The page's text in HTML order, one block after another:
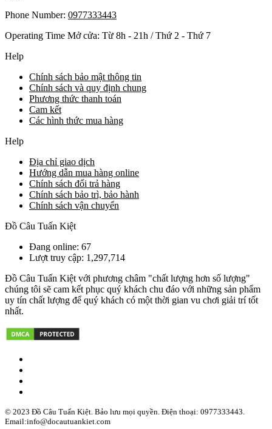
Phone Number: 0977333443
Operating Time Mở cửa: Từ 8h - 21h / Thứ 2 - Thứ 7
Help
Chính sách bảo mật thông tin
Chính sách và quy định chung
Phương thức thanh toán
Cam kết
Các hình thức mua hàng
Help
Địa chỉ giao dịch
Hướng dẫn mua hàng online
Chính sách đổi trả hàng
Chính sách bảo trì, bảo hành
Chính sách vận chuyển
Đồ Câu Tuấn Kiệt
Đang online: 67
Lượt truy cập: 1,297,714
Đồ Câu Tuấn Kiệt với phương châm "chất lượng hơn số lượng"
chúng tôi sẽ cam kết phục quý khách chu đáo với những sản phẩm
uy tín chất lượng để quý khách có một thời gian vu chơi giải trí tốt
nhất.
© 2023 Đồ Câu Tuấn Kiệt. Bảo lưu mọi quyền. Điện thoại: 0977333443.
Email:info@docautuankiet.com